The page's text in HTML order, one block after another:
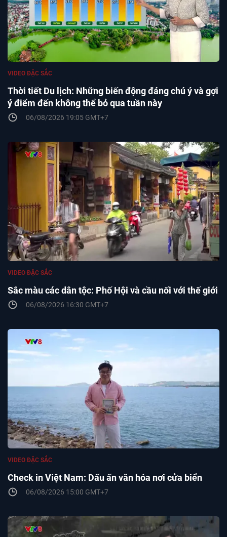
Thời tiết Du lịch: Những biến động đáng chú ý và gợi
ý điểm đến không thể bỏ qua tuần này
VIDEO ĐẶC SẮC
06/08/2026 19:05 GMT+7
Sắc màu các dân tộc: Phố Hội và cầu nối với thế giới
VIDEO ĐẶC SẮC
06/08/2026 16:30 GMT+7
Check in Việt Nam: Dấu ấn văn hóa nơi cửa biển
VIDEO ĐẶC SẮC
06/08/2026 15:00 GMT+7